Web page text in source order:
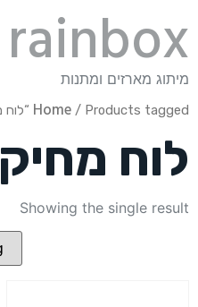
rainbox
מיתוג מארזים ומתנות
Home / Products tagged “לוח מחיק”
לוח מחיק
Showing the single result